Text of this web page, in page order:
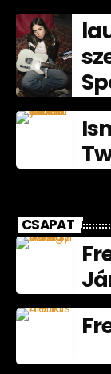
CSAPAT